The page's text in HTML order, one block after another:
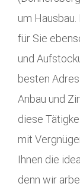
um
für Sie
und
besten
Anbau und
diese
mit
Ihnen die
denn wir